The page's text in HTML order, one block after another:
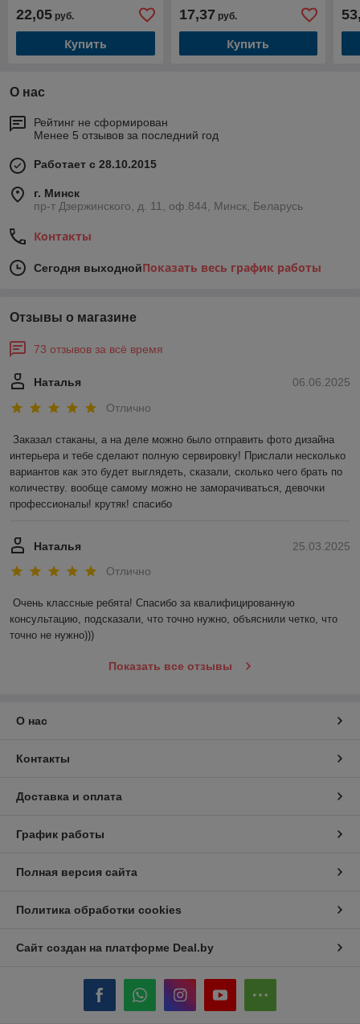
22,05 руб.
Купить
17,37 руб.
Купить
О нас
Рейтинг не сформирован
Менее 5 отзывов за последний год
Работает с 28.10.2015
г. Минск
пр-т Дзержинского, д. 11, оф.844, Минск, Беларусь
Контакты
Сегодня выходнойПоказать весь график работы
Отзывы о магазине
73 отзывов за всё время
06.06.2025
Наталья
Отлично
Заказал стаканы, а на деле можно было отправить фото дизайна
интерьера и тебе сделают полную сервировку! Прислали несколько
вариантов как это будет выглядеть, сказали, сколько чего брать по
количеству. вообще самому можно не заморачиваться, девочки
профессионалы! крутяк! спасибо
25.03.2025
Наталья
Отлично
Очень классные ребята! Спасибо за квалифицированную
консультацию, подсказали, что точно нужно, объяснили четко, что
точно не нужно)))
Показать все отзывы
О нас
Контакты
Доставка и оплата
График работы
Полная версия сайта
Политика обработки cookies
Сайт создан на платформе Deal.by